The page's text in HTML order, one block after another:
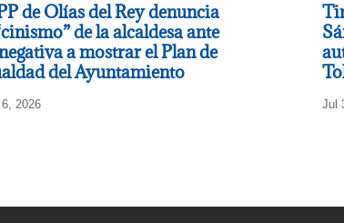
de Olías del Rey denuncia
de la alcaldesa ante
a mostrar el Plan de
del Ayuntamiento
2026 Jul